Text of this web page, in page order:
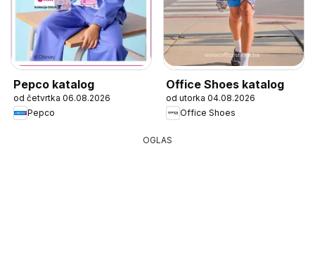
Pepco katalog
od četvrtka 06.08.2026
Pepco
Office Shoes katalog
od utorka 04.08.2026
Office Shoes
OGLAS